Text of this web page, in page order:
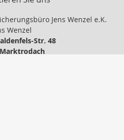
Jens Wenzel e.K.
Wenzel
Str. 48